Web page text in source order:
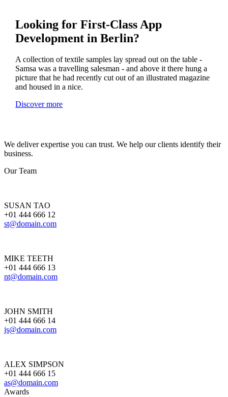
Looking for First-Class App
Development in Berlin?
A collection of textile samples lay spread out on the table -
Samsa was a travelling salesman - and above it there hung a
picture that he had recently cut out of an illustrated magazine
and housed in a nice.
Discover more
We deliver expertise you can trust. We help our clients identify their
business.
Our Team
SUSAN TAO
+01 444 666 12
st@domain.com
MIKE TEETH
+01 444 666 13
nt@domain.com
JOHN SMITH
+01 444 666 14
js@domain.com
ALEX SIMPSON
+01 444 666 15
as@domain.com
Awards